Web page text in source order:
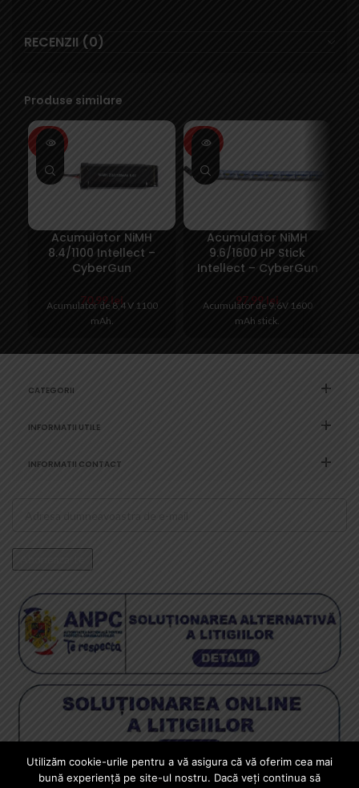
RECENZII (0)
Produse similare
SOLD
OUT
Acumulator NiMH
8.4/1100 Intellect –
CyberGun
70,99 lei
Acumulator de 8,4 V 1100
mAh.
SOLD
OUT
Acumulator NiMH
9.6/1600 HP Stick
Intellect – CyberGun
97,99 lei
Acumulator de 9,6V 1600
mAh stick.
CATEGORII
INFORMATII UTILE
INFORMATII CONTACT
Copyright © 2024 Squad Store Professional Airsoft - Magazin
Utilizăm cookie-urile pentru a vă asigura că vă oferim cea mai
bună experiență pe site-ul nostru. Dacă veți continua să